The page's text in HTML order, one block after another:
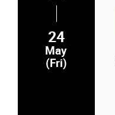
24
May
(Fri)